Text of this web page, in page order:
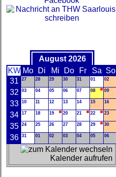
August 2026
KW Mo Di Mi Do Fr Sa So
31
27 28 29 30 31 01 02
32 03 04 05 06 07 08 09
33 10 11 12 13 14 15 16
34 17 18 19 20 21 22 23
35 24 25 26 27 28 29 30
36 31 01 02 03 04 05 06
Kalender aufrufen